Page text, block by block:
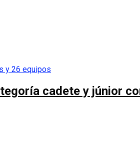
cadete y júnior